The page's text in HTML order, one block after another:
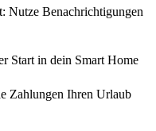
Nutze Benachrichtigungen
Start in dein Smart Home
Zahlungen Ihren Urlaub